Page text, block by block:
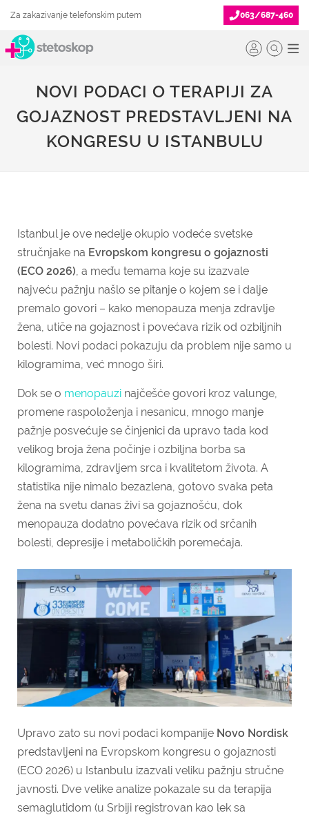
Za zakazivanje telefonskim putem 063/687-460
NOVI PODACI O TERAPIJI ZA
GOJAZNOST PREDSTAVLJENI NA
KONGRESU U ISTANBULU
Istanbul je ove nedelje okupio vodeće svetske
stručnjake na Evropskom kongresu o gojaznosti
(ECO 2026), a među temama koje su izazvale
najveću pažnju našlo se pitanje o kojem se i dalje
premalo govori – kako menopauza menja zdravlje
žena, utiče na gojaznost i povećava rizik od ozbiljnih
bolesti. Novi podaci pokazuju da problem nije samo u
kilogramima, već mnogo širi.
Dok se o menopauzi najčešće govori kroz valunge,
promene raspoloženja i nesanicu, mnogo manje
pažnje posvećuje se činjenici da upravo tada kod
velikog broja žena počinje i ozbiljna borba sa
kilogramima, zdravljem srca i kvalitetom života. A
statistika nije nimalo bezazlena, gotovo svaka peta
žena na svetu danas živi sa gojaznošću, dok
menopauza dodatno povećava rizik od srčanih
bolesti, depresije i metaboličkih poremećaja.
Upravo zato su novi podaci kompanije Novo Nordisk
predstavljeni na Evropskom kongresu o gojaznosti
(ECO 2026) u Istanbulu izazvali veliku pažnju stručne
javnosti. Dve velike analize pokazale su da terapija
semaglutidom (u Srbiji registrovan kao lek sa